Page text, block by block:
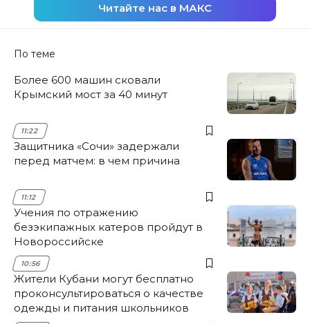
Читайте нас в МАКС
По теме
Более 600 машин сковали
Крымский мост за 40 минут
11:22
Защитника «Сочи» задержали
перед матчем: в чем причина
11:12
Учения по отражению
безэкипажных катеров пройдут в
Новороссийске
10:56
Жители Кубани могут бесплатно
проконсультироваться о качестве
одежды и питания школьников